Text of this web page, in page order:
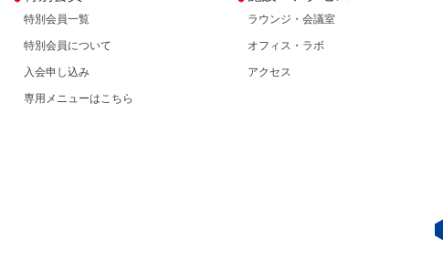
特別会員一覧
特別会員について
入会申し込み
専用メニューはこちら
ラウンジ・会議室
オフィス・ラボ
アクセス